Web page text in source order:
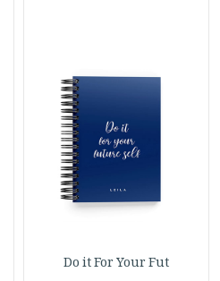
Do it For Your Fut